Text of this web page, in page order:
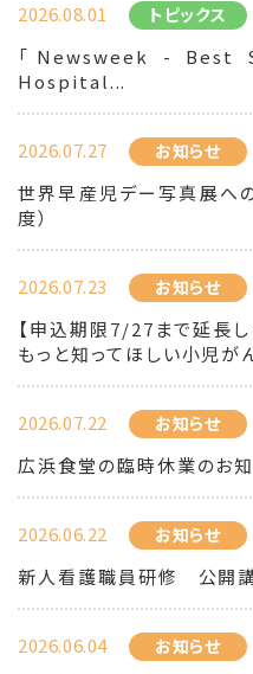
2026.08.01 トピックス
「Newsweek - Best
Hospital...
2026.07.27 お知らせ
世界早産児デー写真展へ
度）
2026.07.23 お知らせ
【申込期限7/27まで延長
もっと知ってほしい小児
2026.07.22 お知らせ
広浜食堂の臨時休業のお知
2026.06.22 お知らせ
新人看護職員研修 公開
2026.06.04 お知らせ